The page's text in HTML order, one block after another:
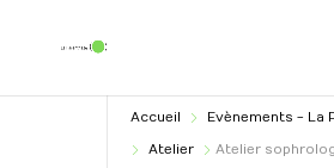
Accueil Evènements - La
Atelier Atelier